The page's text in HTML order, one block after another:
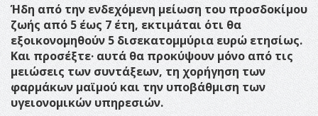
Ήδη από την ενδεχόμενη μείωση του προσδοκίμου
ζωής από 5 έως 7 έτη, εκτιμάται ότι θα
εξοικονομηθούν 5 δισεκατομμύρια ευρώ ετησίως.
Και προσέξτε· αυτά θα προκύψουν μόνο από τις
μειώσεις των συντάξεων, τη χορήγηση των
φαρμάκων μαϊμού και την υποβάθμιση των
υγειονομικών υπηρεσιών.